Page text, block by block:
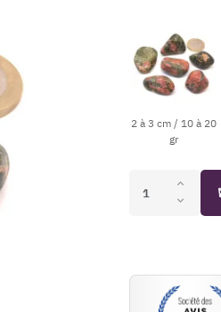
2 à 3 cm / 10 à 20
gr